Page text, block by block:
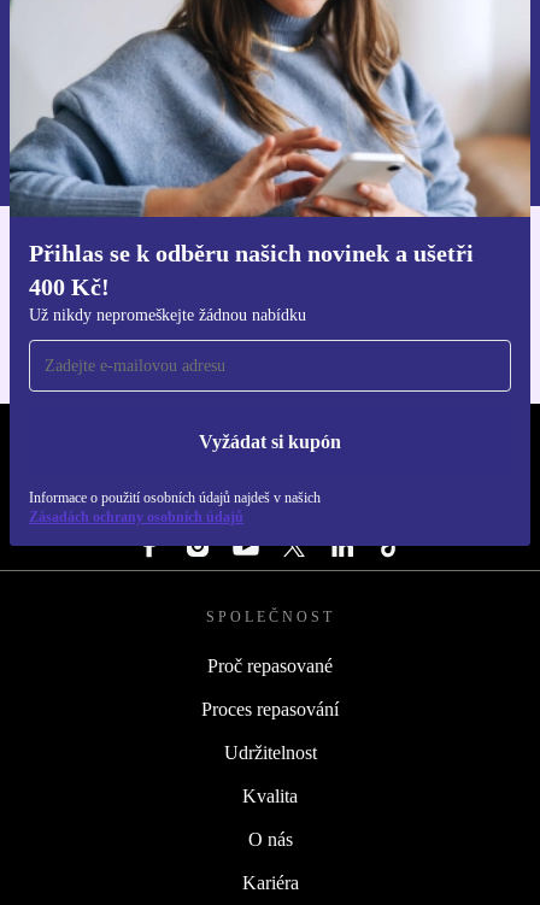
Přihlas se k odběru našich novinek a ušetři
400 Kč!
Už nikdy nepromeškejte žádnou nabídku
Vyžádat si kupón
Informace o použití osobních údajů najdeš v našich
Zásadách ochrany osobních údajů
Chci voucher
Informace o použití osobních údajů najdeš v našich
Zásadách ochrany osobních údajů.
Stáhni si aplikaci refurbed
REFURBED ČESKO - RETHINK NEW.
SLEDUJ NÁS
SPOLEČNOST
Proč repasované
Proces repasování
Udržitelnost
Kvalita
O nás
Kariéra